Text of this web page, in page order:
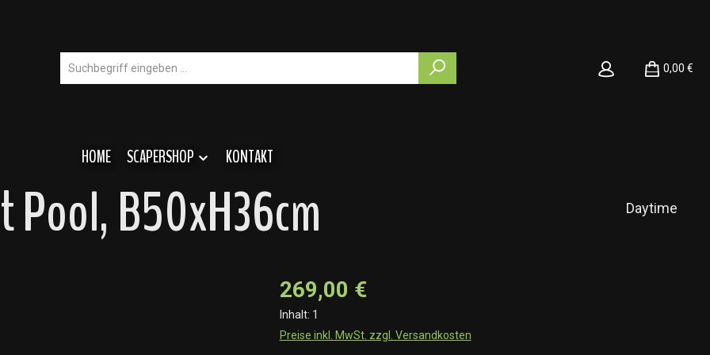
0,00 €
HOME SCAPERSHOP KONTAKT
B50xH36cm Daytime
269,00 €
Inhalt: 1
Preise inkl. MwSt. zzgl. Versandkosten